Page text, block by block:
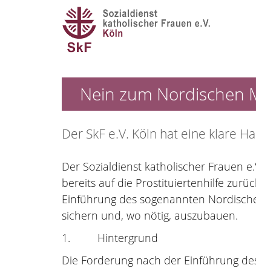
Nein zum Nordischen
Der SkF e.V. Köln hat eine klare
Der Sozialdienst katholischer Frauen
bereits auf die Prostituiertenhilfe
Einführung des sogenannten
sichern und, wo nötig, auszubauen.
1. Hintergrund
Die Forderung nach der Einführung